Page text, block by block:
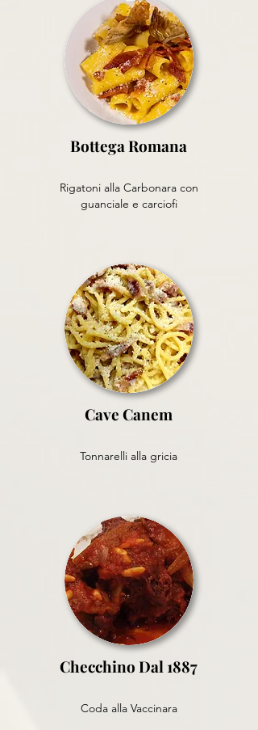
Bottega Romana
Rigatoni alla Carbonara con
guanciale e carciofi
Cave Canem
Tonnarelli alla gricia
Checchino Dal 1887
Coda alla Vaccinara